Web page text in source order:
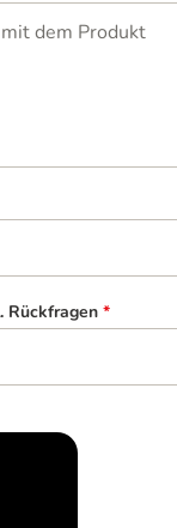
Rückfragen *